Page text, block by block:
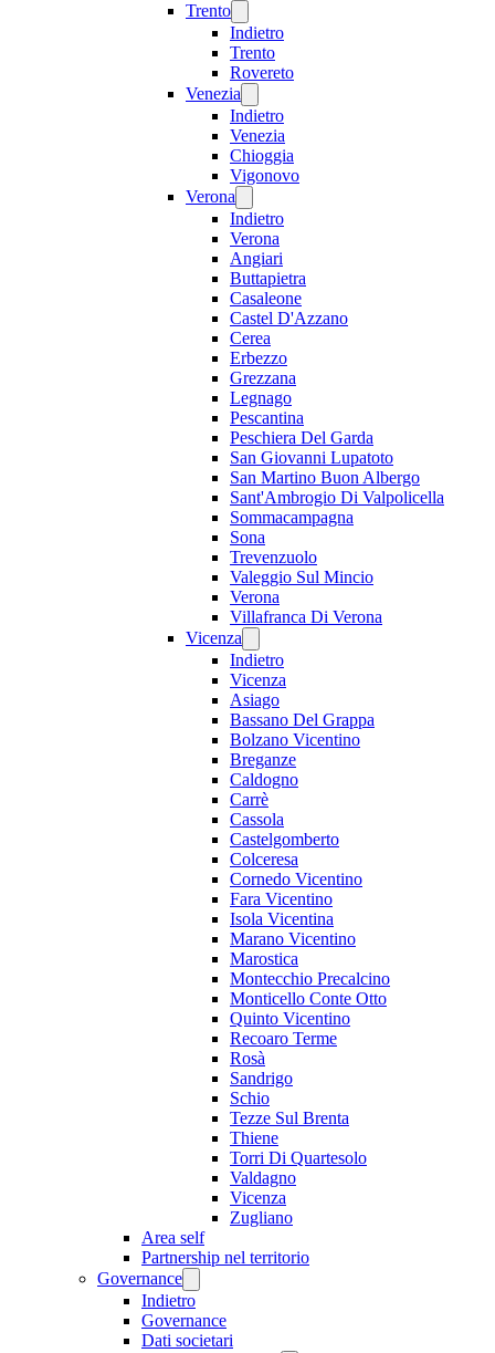
Trento
Indietro
Trento
Rovereto
Venezia
Indietro
Venezia
Chioggia
Vigonovo
Verona
Indietro
Verona
Angiari
Buttapietra
Casaleone
Castel D'Azzano
Cerea
Erbezzo
Grezzana
Legnago
Pescantina
Peschiera Del Garda
San Giovanni Lupatoto
San Martino Buon Albergo
Sant'Ambrogio Di Valpolicella
Sommacampagna
Sona
Trevenzuolo
Valeggio Sul Mincio
Verona
Villafranca Di Verona
Vicenza
Indietro
Vicenza
Asiago
Bassano Del Grappa
Bolzano Vicentino
Breganze
Caldogno
Carrè
Cassola
Castelgomberto
Colceresa
Cornedo Vicentino
Fara Vicentino
Isola Vicentina
Marano Vicentino
Marostica
Montecchio Precalcino
Monticello Conte Otto
Quinto Vicentino
Recoaro Terme
Rosà
Sandrigo
Schio
Tezze Sul Brenta
Thiene
Torri Di Quartesolo
Valdagno
Vicenza
Zugliano
Area self
Partnership nel territorio
Governance
Indietro
Governance
Dati societari